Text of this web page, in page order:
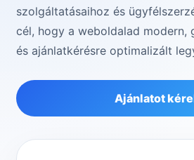
szolgáltatásaihoz és
cél, hogy a weboldalad modern,
és ajánlatkérésre optimalizált
Ajánlatot